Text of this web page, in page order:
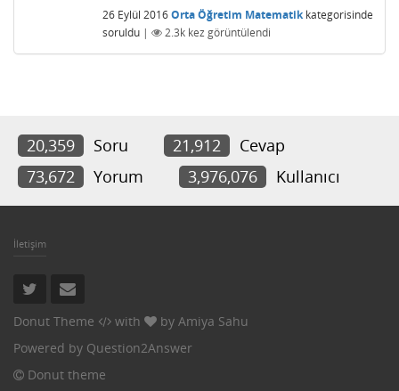
26 Eylül 2016 Orta Öğretim Matematikkategorisinde
soruldu | 2.3kkez görüntülendi
20,359 Soru 21,912
Cevap
73,672
Yorum 3,976,076 Kullanıcı
İletişim
Donut Theme with by Amiya Sahu
Powered by Question2Answer
Donut theme